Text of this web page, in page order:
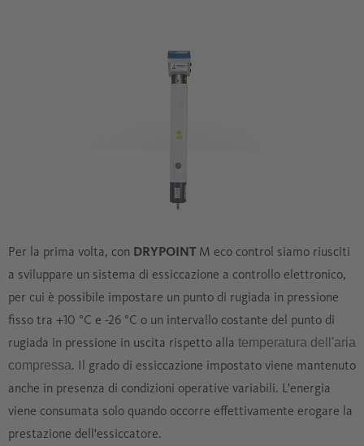
Per la prima volta, con DRYPOINT M eco control siamo riusciti
a sviluppare un sistema di essiccazione a controllo elettronico,
per cui è possibile impostare un punto di rugiada in pressione
fisso tra +10 °C e -26 °C o un intervallo costante del punto di
rugiada in pressione in uscita rispetto alla temperatura dell'aria
compressa. Il grado di essiccazione impostato viene mantenuto
anche in presenza di condizioni operative variabili. L'energia
viene consumata solo quando occorre effettivamente erogare la
prestazione dell'essiccatore.